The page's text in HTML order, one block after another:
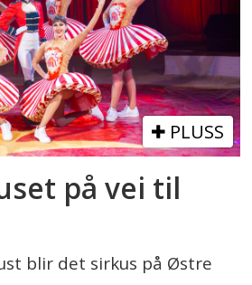
PLUSS
på vei til
blir det sirkus på Østre